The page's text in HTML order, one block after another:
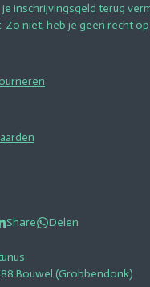
inschrijvingsgeld terug
Zo niet, heb je geen recht
Share Delen
Bouwel (Grobbendonk)